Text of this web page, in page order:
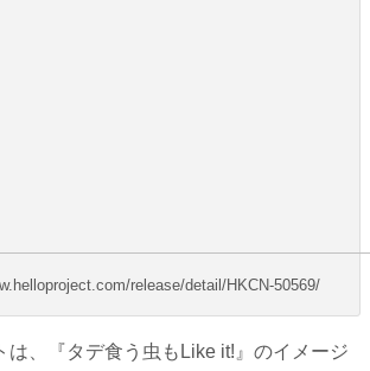
release/detail/HKCN-50569/
は、『タデ食う虫もLike it!』のイメージ